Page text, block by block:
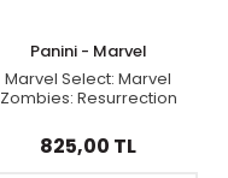
Panini - Marvel
Marvel Select: Marvel
Zombies: Resurrection
825,00 TL